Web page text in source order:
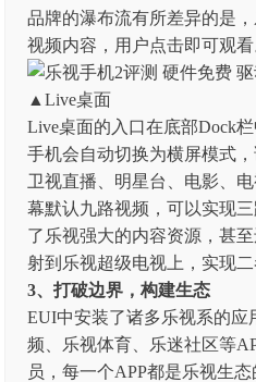
品牌的瀑布流有所差异的是
视频内容，用户点击即可观看
▲Live桌面
Live桌面的入口在底部Dock
手机会自动切换为横屏模式
卫视直播、明星台、电影、
幕默认九路视频，可以实现
了乐视强大的内容资源，甚
射到乐视超级电视上，实现二
3、打破边界，构建生态
EUI中安装了诸多乐视系的应
频、乐视体育、乐迷社区等
员，每一个APP都是乐视生